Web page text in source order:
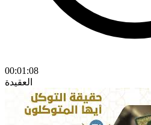
00:01:08
العقيدة